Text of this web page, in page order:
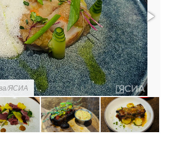
ЯСИА